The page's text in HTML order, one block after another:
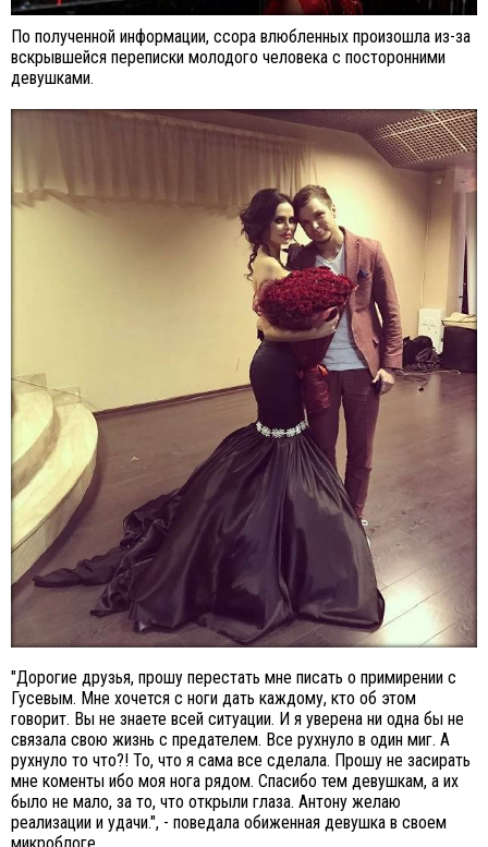
По полученной информации, ссора влюбленных произошла из-за
вскрывшейся переписки молодого человека с посторонними
девушками.
"Дорогие друзья, прошу перестать мне писать о примирении с
Гусевым. Мне хочется с ноги дать каждому, кто об этом
говорит. Вы не знаете всей ситуации. И я уверена ни одна бы не
связала свою жизнь с предателем. Все рухнуло в один миг. А
рухнуло то что?! То, что я сама все сделала. Прошу не засирать
мне коменты ибо моя нога рядом. Спасибо тем девушкам, а их
было не мало, за то, что открыли глаза. Антону желаю
реализации и удачи.", - поведала обиженная девушка в своем